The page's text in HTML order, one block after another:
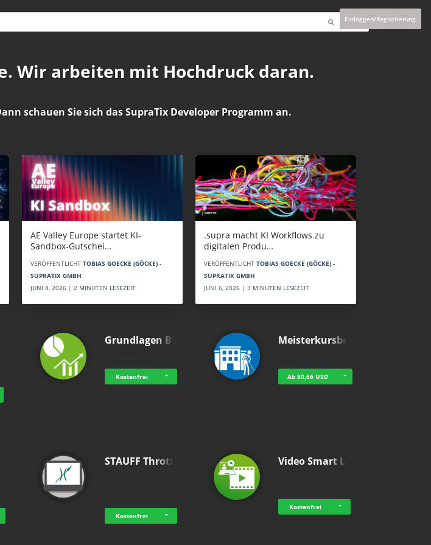
Einloggen/Registrierung
Wir arbeiten mit Hochdruck daran.
schauen Sie sich dasSupraTix Developer Programm an.
AE Valley Europe startet KI-
Sandbox-Gutschei…
VERÖFFENTLICHT TOBIAS GOECKE (GÖCKE) -
SUPRATIX GMBH
JUNI 8, 2026 | 2 MINUTEN LESEZEIT
.supra macht KI Workflows zu
digitalen Produ…
VERÖFFENTLICHT TOBIAS GOECKE (GÖCKE) -
SUPRATIX GMBH
JUNI 6, 2026 | 3 MINUTEN LESEZEIT
Grundlagen BWL
Grundlagen BWL
Kostenfrei
Meisterkursbegl…
None
Ab 80,66 USD
STAUFF Throttle…
from the "Hydrau…
Kostenfrei
Video Smart Lea…
digitales Lernen hat - …
Kostenfrei